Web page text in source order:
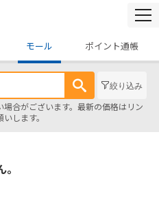
モール ポイント通帳
絞り込み
合がございます。最新の価格はリン
します。